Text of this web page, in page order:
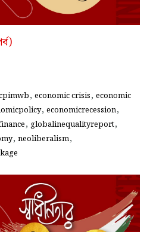
, economic crisis, economic
, economicrecession,
, globalinequalityreport,
, neoliberalism,